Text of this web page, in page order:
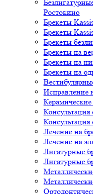
Ростокино
Брекеты
Брекеты
Брекеты
Брекеты на
Брекеты на
Брекеты на
Исправление
Консультация
Лечение на
Лечение на
Лигатурные
Лигатурные